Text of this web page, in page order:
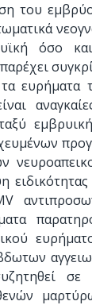
του
όσο
ευρήματα